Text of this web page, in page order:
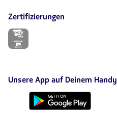
Zertifizierungen
Der
neuen
geöffnet.
Unsere App auf Deinem Handy